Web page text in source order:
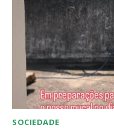
SOCIEDADE